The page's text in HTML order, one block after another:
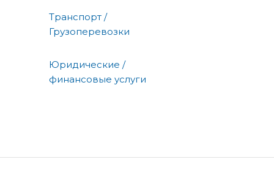
Транспорт /
Грузоперевозки
Юридические /
финансовые услуги